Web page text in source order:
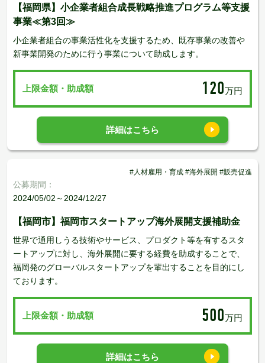
【福岡県】小企業者組合成長戦略推進プログラム等支援
事業≪第3回≫
小企業者組合の事業活性化を支援するため、既存事業の改善や
新事業開発のために行う事業について助成します。
上限金額・助成額 120万円
詳細はこちら
#人材雇用・育成 #海外展開 #販売促進
公募期間：
2024/05/02～2024/12/27
【福岡市】福岡市スタートアップ海外展開支援補助金
世界で通用しうる技術やサービス、プロダクト等を有するスタ
ートアップに対し、海外展開に要する経費を助成することで、
福岡発のグローバルスタートアップを輩出することを目的にし
ております。
上限金額・助成額 500万円
詳細はこちら